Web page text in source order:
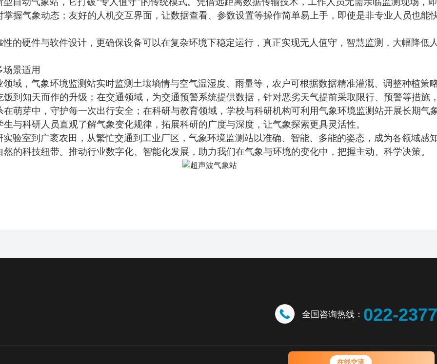
在线交流
您好！欢迎前来咨询，很高兴为您
型自动气象站，它打破“专人值守"的传统模式。凭借远距离数据传输技术，工作人员无需亲临监测现场，
掌握气象动态；友好的人机交互界面，让数据查看、参数设置等操作简单易上手，即使是非专业人员也能
性的硬件与软件设计，更确保设备 可以在复杂环境下稳定运行，真正实现无人值守，智慧监测，大幅降低
场景适用
领域 ，气象环境监测站实时监测土壤墒情与空气温湿度、雨量等，农户可根据数据精准灌溉、调整种植策
饭到知天而作的升级 ；在交通领域 ， 为交通预警系统提供数据， 针对恶劣天气提前采取限行、 预警等措施
在萌芽中 ， 守护每一次出行安全 ；在科研与教育领域 ， 学校与科研机构 可 利用气象环境监测站开展长期气
生与科研人员直观了解气象变化规律，拓展科研的广度与深度，让气象探索更具灵活性。
实验室到广袤农田，从繁忙交通到工业厂区，气象环境监测站以准确、智能、多能的姿态，成为各领域感
然的科技纽带。推动行业数字化、智能化发展，助力我们在气象与环境的变化中，把握主动、科学决策。
全国咨询热线： 022-